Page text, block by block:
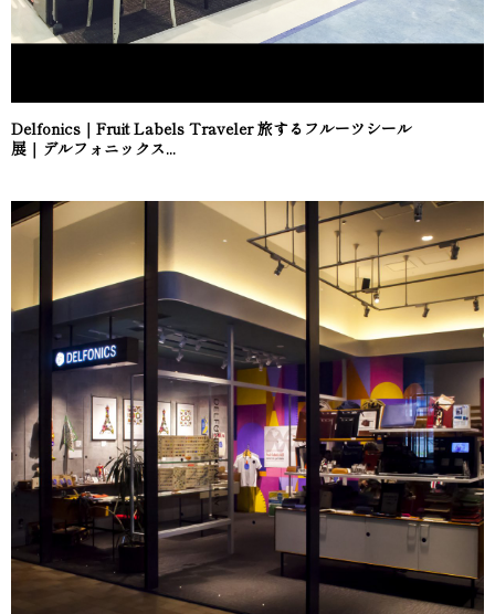
Delfonics｜Fruit Labels Traveler 旅するフルーツシール
展｜デルフォニックス...